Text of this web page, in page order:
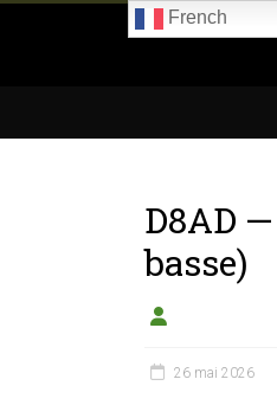
du
boîtier
éthanol
D8AD
basse)
26 mai 2026
French